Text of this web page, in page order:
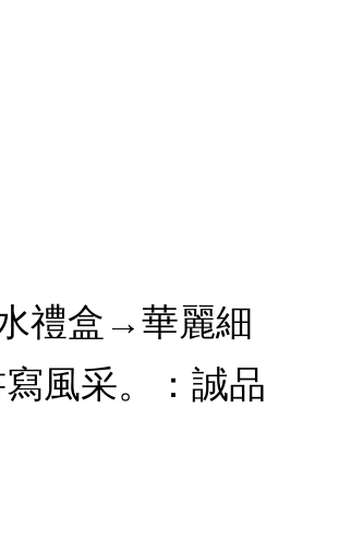
禮盒→華麗細
風采。：誠品